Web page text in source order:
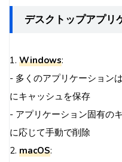
デスクトップアプリ
1. Windows:
- 多くのアプリケーション
にキャッシュを保存
- アプリケーション固有の
に応じて手動で削除
2. macOS: